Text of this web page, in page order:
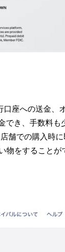
口座への送金、
き、手数料
舗での購入
をすることが